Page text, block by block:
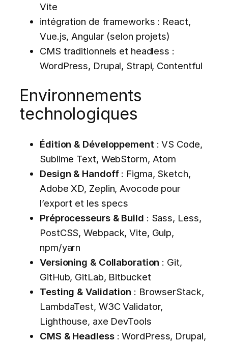
Vite
intégration de frameworks : React,
Vue.js, Angular (selon projets)
CMS traditionnels et headless :
WordPress, Drupal, Strapi, Contentful
Environnements
technologiques
Édition & Développement : VS Code,
Sublime Text, WebStorm, Atom
Design & Handoff: Figma, Sketch,
Adobe XD, Zeplin, Avocode pour
l’export et les specs
Préprocesseurs & Build : Sass, Less,
PostCSS, Webpack, Vite, Gulp,
npm/yarn
Versioning & Collaboration : Git,
GitHub, GitLab, Bitbucket
Testing & Validation : BrowserStack,
LambdaTest, W3C Validator,
Lighthouse, axe DevTools
CMS & Headless: WordPress, Drupal,